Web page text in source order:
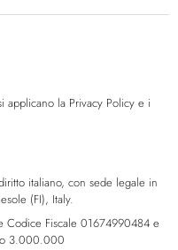
applicano la Privacy Policy e i
italiano, con sede legale in
(FI), Italy.
Codice Fiscale 01674990484 e
3.000.000